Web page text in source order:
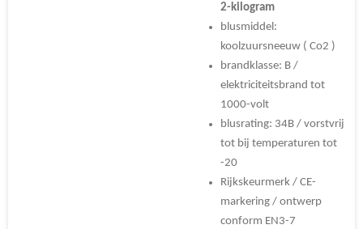
2-kilogram
blusmiddel:
koolzuursneeuw ( Co2 )
brandklasse: B /
elektriciteitsbrand tot
1000-volt
blusrating: 34B / vorstvrij
tot bij temperaturen tot
-20
Rijkskeurmerk / CE-
markering / ontwerp
conform EN3-7